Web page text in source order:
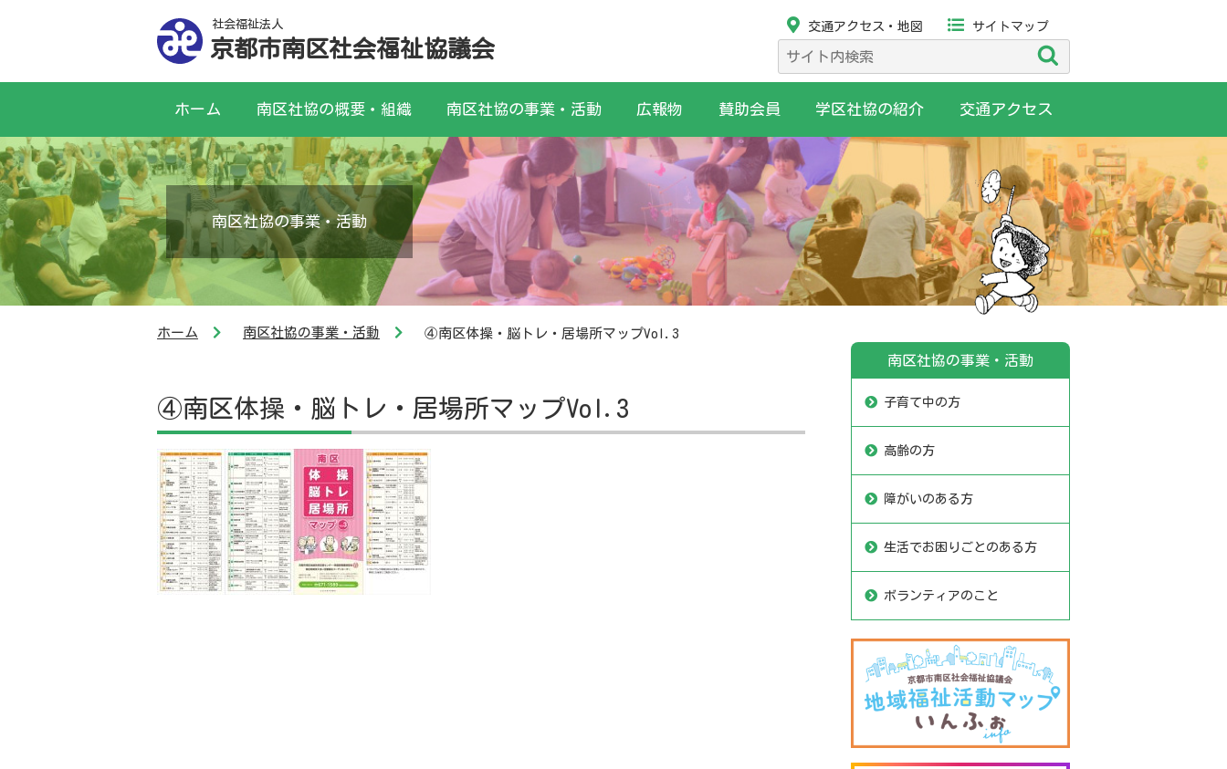
社会福祉法人
京都市南区社会福祉協議会
交通アクセス・地図 サイトマップ
検
索:
ホーム 南区社協の概要・組織 南区社協の事業・活動 広報物 賛助会員 学区社協の紹介 交通アクセス
南区社協の事業・活動
ホーム 南区社協の事業・活動 ④南区体操・脳トレ・居場所マップVol.3
④南区体操・脳トレ・居場所マップVol.3
南区社協の事業・活動
子育て中の方
高齢の方
障がいのある方
生活でお困りごとのある方
ボランティアのこと